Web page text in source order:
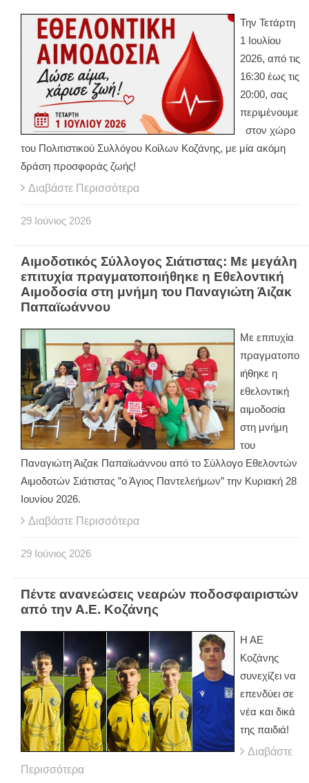
Την Τετάρτη
1 Ιουλίου
2026, από τις
16:30 έως τις
20:00, σας
περιμένουμε
στον χώρο
του Πολιτιστικού Συλλόγου Κοίλων Κοζάνης, με μία ακόμη
δράση προσφοράς ζωής!
Διαβάστε Περισσότερα
29 Ιούνιος 2026
Αιμοδοτικός Σύλλογος Σιάτιστας: Με μεγάλη
επιτυχία πραγματοποιήθηκε η Εθελοντική
Αιμοδοσία στη μνήμη του Παναγιώτη Άιζακ
Παπαϊωάννου
Με επιτυχία
πραγματοπο
ιήθηκε η
εθελοντική
αιμοδοσία
στη μνήμη
του
Παναγιώτη Άιζακ Παπαϊωάννου από το Σύλλογο Εθελοντών
Αιμοδοτών Σιάτιστας ”ο Άγιος Παντελεήμων” την Κυριακή 28
Ιουνίου 2026.
Διαβάστε Περισσότερα
29 Ιούνιος 2026
Πέντε ανανεώσεις νεαρών ποδοσφαιριστών
από την Α.Ε. Κοζάνης
Η ΑΕ
Κοζάνης
συνεχίζει να
επενδύει σε
νέα και δικά
της παιδιά!
Διαβάστε
Περισσότερα